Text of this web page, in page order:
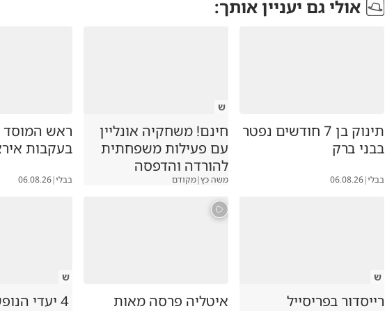
מה כל הרעש ומה כל הכעס על בג״ץ?
אולי גם יעניין אותך:
תינוק בן 7 חודשים נפטר
בבני ברק
בבלי|
06.08.26
ש
חינם! משחקיה אונליין
עם פעילות משפחתית
להורדה והדפסה
משה כץ|מקודם
ראש המוסד
בעקבות
בבלי|
06.08.26
ש
רייסדור בפריסייל
איטליה פרסה מאות
ש
4 יעדי